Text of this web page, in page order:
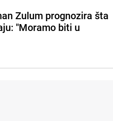
Zulum prognozira šta
"Moramo biti u